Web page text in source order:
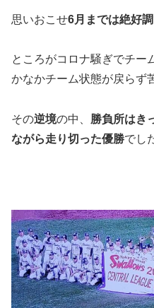
思いおこせ6月までは絶好調
ところがコロナ騒ぎでチー
かなかチーム状態が戻らず
その逆境の中、 勝負所はき
ながら走り切った優勝でし